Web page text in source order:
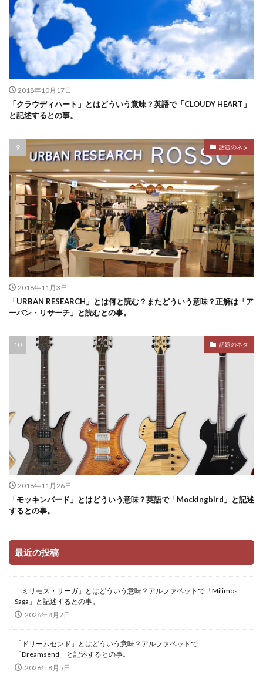
2018年10月17日
「クラウディハート」とはどういう意味？英語で「CLOUDY HEART」
と記述するとの事。
話題のネタ
2018年11月3日
「URBAN RESEARCH」とは何と読む？またどういう意味？正解は「ア
ーバン・リサーチ」と読むとの事。
話題のネタ
2018年11月26日
「モッキンバード」とはどういう意味？英語で「Mockingbird」と記述
するとの事。
最近の投稿
「ミリモス・サーガ」とはどういう意味？アルファベットで「Milimos
Saga」と記述するとの事。
2026年8月7日
「ドリームセンド」とはどういう意味？アルファベットで
「Dreamsend」と記述するとの事。
2026年8月5日